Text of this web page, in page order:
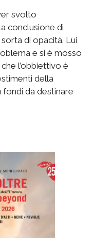
svolto
conclusione di
di opacità. Lui
e si è mosso
l’obbiettivo è
della
fondi da destinare